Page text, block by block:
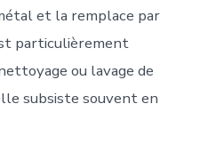
et la remplace par
particulièrement
ou lavage de
subsiste souvent en